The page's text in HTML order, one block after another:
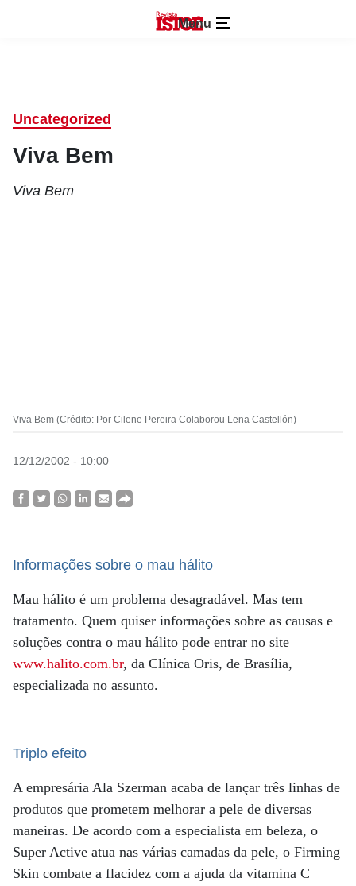
Menu
Uncategorized
Viva Bem
Viva Bem
Viva Bem (Crédito: Por Cilene Pereira Colaborou Lena Castellón)
12/12/2002 - 10:00
Informações sobre o mau hálito
Mau hálito é um problema desagradável. Mas tem
tratamento. Quem quiser informações sobre as causas e
soluções contra o mau hálito pode entrar no site
www.halito.com.br, da Clínica Oris, de Brasília,
especializada no assunto.
Triplo efeito
A empresária Ala Szerman acaba de lançar três linhas de
produtos que prometem melhorar a pele de diversas
maneiras. De acordo com a especialista em beleza, o
Super Active atua nas várias camadas da pele, o Firming
Skin combate a flacidez com a ajuda da vitamina C